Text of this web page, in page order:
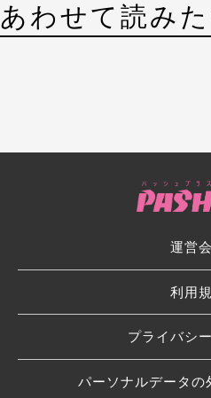
あわせて読み
運営
利用
プライバシ
パーソナルデータの